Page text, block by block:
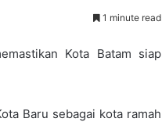
1 minute read
Kota Batam siap
Baru sebagai kota ramah